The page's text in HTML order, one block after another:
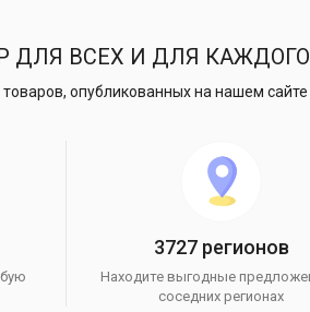
ДЛЯ ВСЕХ И ДЛЯ
опубликованных на нашем сайте
3727 регионов
Находите выгодные
соседних регионах